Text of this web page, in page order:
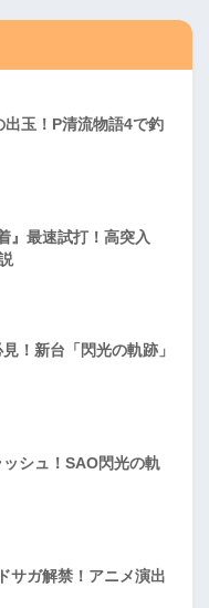
出玉！P清流物語4で釣
』最速試打！高突入
！新台「閃光の軌跡」
ッシュ！SAO閃光の軌
サガ解禁！アニメ演出